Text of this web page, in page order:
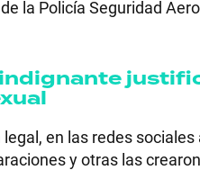
la Policía Seguridad
en las redes
y otras las